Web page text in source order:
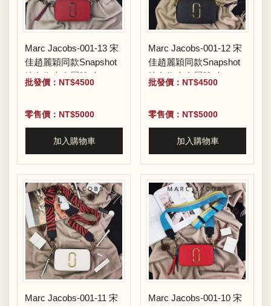
Marc Jacobs-001-13 宋
佳趙麗穎同款Snapshot
撞色復古金屬雙J扣D扣
全新電鍍Logo相機包
批發價：NT$4500
零售價：NT$5000
加入購物車
Marc Jacobs-001-12 宋
佳趙麗穎同款Snapshot
撞色復古金屬雙J扣D扣
全新電鍍Logo相機包
批發價：NT$4500
零售價：NT$5000
加入購物車
Marc Jacobs-001-11 宋
Marc Jacobs-001-10 宋